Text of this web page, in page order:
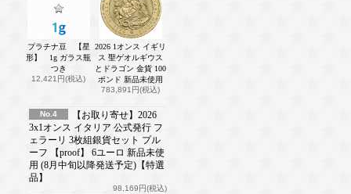
プラチナ豆 【星
形】 1g ガラス瓶
つき
12,421円(税込)
2026 1オンス イギリ
ス 聖ゲオルギウス
とドラゴン 金貨 100
ポンド 新品未使用
783,891円(税込)
No.4
【お取り寄せ】2026
3x1オンス イタリア 公式発行 フ
ェラーリ 3枚組銀貨セット プル
ーフ 【proof】 6ユーロ 新品未使
用 (8月中旬以降発送予定)【特選
品】
98,169円(税込)